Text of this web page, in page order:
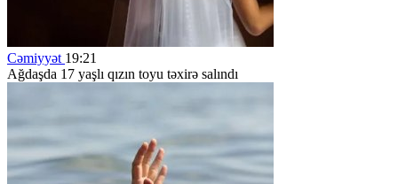
Cəmiyyət 19:21
Ağdaşda 17 yaşlı qızın toyu təxirə salındı